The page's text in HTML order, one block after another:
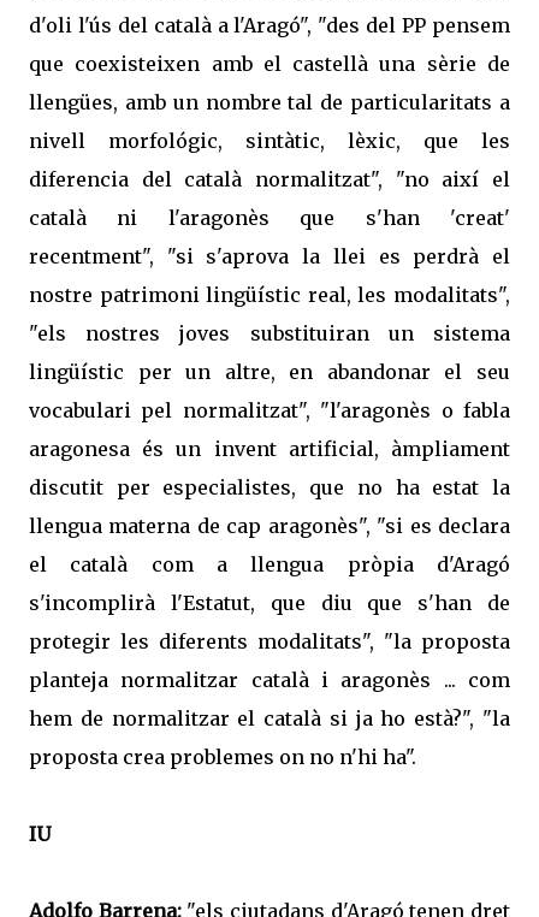
d'oli l'ús del català a l'Aragó", "des del PP pensem
que coexisteixen amb el castellà una sèrie de
llengües, amb un nombre tal de particularitats a
nivell morfológic, sintàtic, lèxic, que les
diferencia del català normalitzat", "no així el
català ni l'aragonès que s'han 'creat'
recentment", "si s'aprova la llei es perdrà el
nostre patrimoni lingüístic real, les modalitats",
"els nostres joves substituiran un sistema
lingüístic per un altre, en abandonar el seu
vocabulari pel normalitzat", "l'aragonès o fabla
aragonesa és un invent artificial, àmpliament
discutit per especialistes, que no ha estat la
llengua materna de cap aragonès", "si es declara
el català com a llengua pròpia d'Aragó
s'incomplirà l'Estatut, que diu que s'han de
protegir les diferents modalitats", "la proposta
planteja normalitzar català i aragonès ... com
hem de normalitzar el català si ja ho està?", "la
proposta crea problemes on no n'hi ha".
IU
Adolfo Barrena: "els ciutadans d'Aragó tenen dret